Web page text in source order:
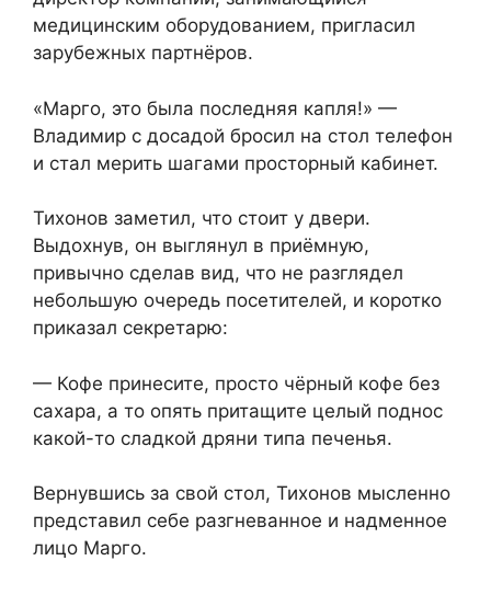
медицинским оборудованием, пригласил
зарубежных партнёров.
«Марго, это была последняя капля!» —
Владимир с досадой бросил на стол телефон
и стал мерить шагами просторный кабинет.
Тихонов заметил, что стоит у двери.
Выдохнув, он выглянул в приёмную,
привычно сделав вид, что не разглядел
небольшую очередь посетителей, и коротко
приказал секретарю:
— Кофе принесите, просто чёрный кофе без
сахара, а то опять притащите целый поднос
какой-то сладкой дряни типа печенья.
Вернувшись за свой стол, Тихонов мысленно
представил себе разгневанное и надменное
лицо Марго.